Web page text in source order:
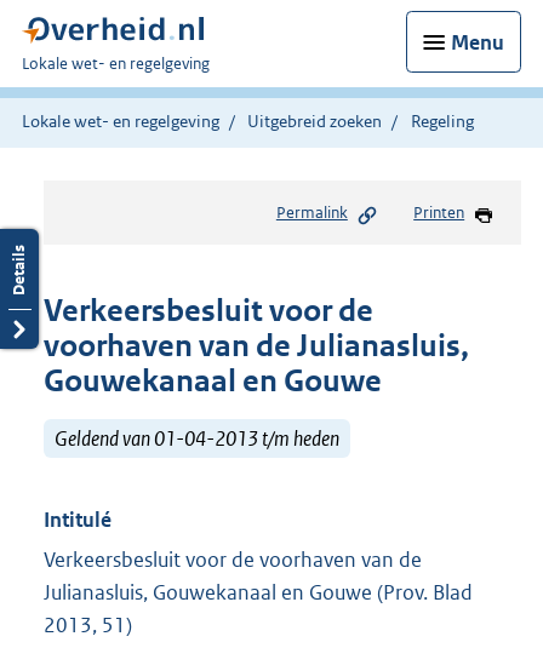
Menu
U
bent
hier:
Lokale wet- en regelgeving
Lokale wet- en regelgeving Uitgebreid zoeken Regeling
Permalink Printen
Verkeersbesluit voor de
voorhaven van de Julianasluis,
Gouwekanaal en Gouwe
Geldend van 01-04-2013 t/m heden
Intitulé
Verkeersbesluit voor de voorhaven van de
Julianasluis, Gouwekanaal en Gouwe (Prov. Blad
2013, 51)